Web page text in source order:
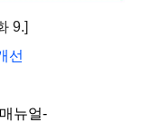
9.]
선
뉴얼-